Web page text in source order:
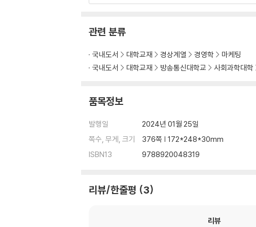
2.3 사업부 수준의 마케팅 전략
Part 2 소비자행동과 마케팅 조사
제 3 장 소비자 구매의사결정 과정
3.2 관여도
관련 분류
국내도서 대학교재 경상계열 경영학
마케팅
국내도서
대학교재 방송통신대학교 사회과학대학
품목정보
발행일
2024년 01월 25일
쪽수, 무게, 크기
376쪽 | 172*248*30mm
ISBN13
9788920048319
리뷰/한줄평 3
리뷰